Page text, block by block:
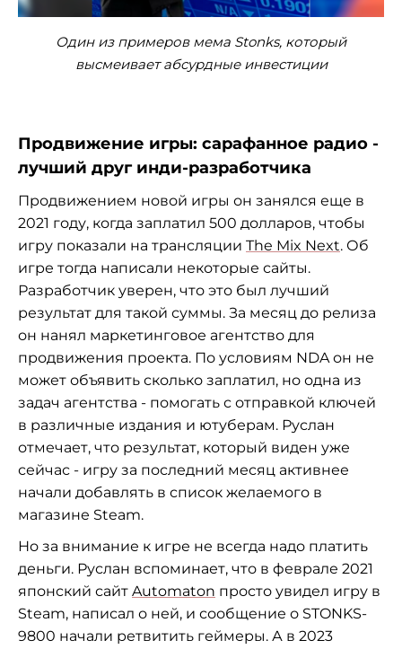
Один из примеров мема Stonks, который
высмеивает абсурдные инвестиции
Продвижение игры: сарафанное радио -
лучший друг инди-разработчика
Продвижением новой игры он занялся еще в
2021 году, когда заплатил 500 долларов, чтобы
игру показали на трансляции The Mix Next. Об
игре тогда написали некоторые сайты.
Разработчик уверен, что это был лучший
результат для такой суммы. За месяц до релиза
он нанял маркетинговое агентство для
продвижения проекта. По условиям NDA он не
может объявить сколько заплатил, но одна из
задач агентства - помогать с отправкой ключей
в различные издания и ютуберам. Руслан
отмечает, что результат, который виден уже
сейчас - игру за последний месяц активнее
начали добавлять в список желаемого в
магазине Steam.
Но за внимание к игре не всегда надо платить
деньги. Руслан вспоминает, что в феврале 2021
японский сайт Automaton просто увидел игру в
Steam, написал о ней, и сообщение о STONKS-
9800 начали ретвитить геймеры. А в 2023